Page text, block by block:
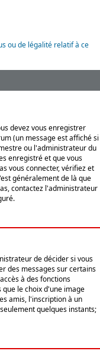
ou de légalité relatif à ce
devez vous enregistrer
(un message est affiché si
ou l'administrateur du
enregistré et que vous
vous connecter, vérifiez et
généralement de là que
contactez l'administrateur
de décider si vous
des messages sur certains
à des fonctions
le choix d'une image
amis, l'inscription à un
quelques instants;